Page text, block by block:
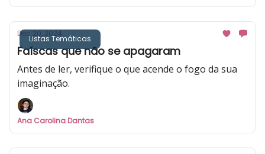
Listas Temáticas
Dec 20, 2024
Faíscas que não se apagaram
Antes de ler, verifique o que acende o fogo da sua
imaginação.
Ana Carolina Dantas